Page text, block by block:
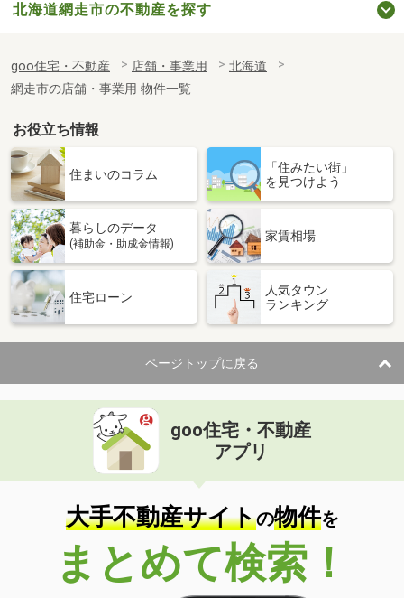
北海道網走市の不動産を探す
goo住宅・不動産 店舗・事業用
北海道
網走市の店舗・事業用 物件一覧
お役立ち情報
住まいのコラム
「住みたい街」
を見つけよう
暮らしのデータ
(補助金・助成金情報)
家賃相場
住宅ローン
人気タウン
ランキング
ページトップに戻る
goo住宅・不動産
アプリ
大手不動産サイトの物件を
まとめて検索！